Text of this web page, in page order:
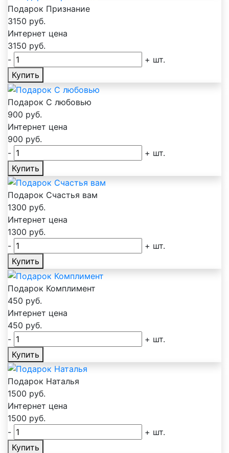
Подарок Признание
3150 руб.
Интернет цена
3150 руб.
-
+ шт.
Купить
Подарок С любовью
900 руб.
Интернет цена
900 руб.
-
+ шт.
Купить
Подарок Счастья вам
1300 руб.
Интернет цена
1300 руб.
-
+ шт.
Купить
Подарок Комплимент
450 руб.
Интернет цена
450 руб.
-
+ шт.
Купить
Подарок Наталья
1500 руб.
Интернет цена
1500 руб.
-
+ шт.
Купить